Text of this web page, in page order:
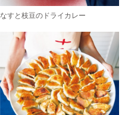
なすと枝豆のドライカレー